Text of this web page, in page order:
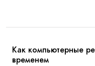
Как компьютерные
временем